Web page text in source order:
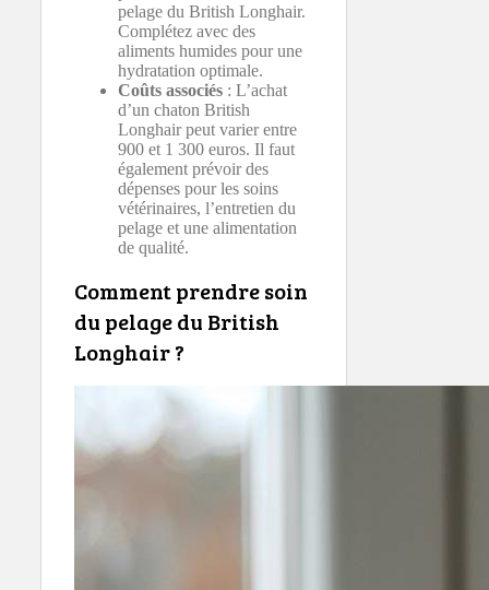
pelage du British Longhair.
Complétez avec des
aliments humides pour une
hydratation optimale.
Coûts associés : L’achat
d’un chaton British
Longhair peut varier entre
900 et 1 300 euros. Il faut
également prévoir des
dépenses pour les soins
vétérinaires, l’entretien du
pelage et une alimentation
de qualité.
Comment prendre soin
du pelage du British
Longhair ?